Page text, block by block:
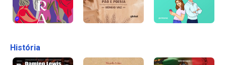
História